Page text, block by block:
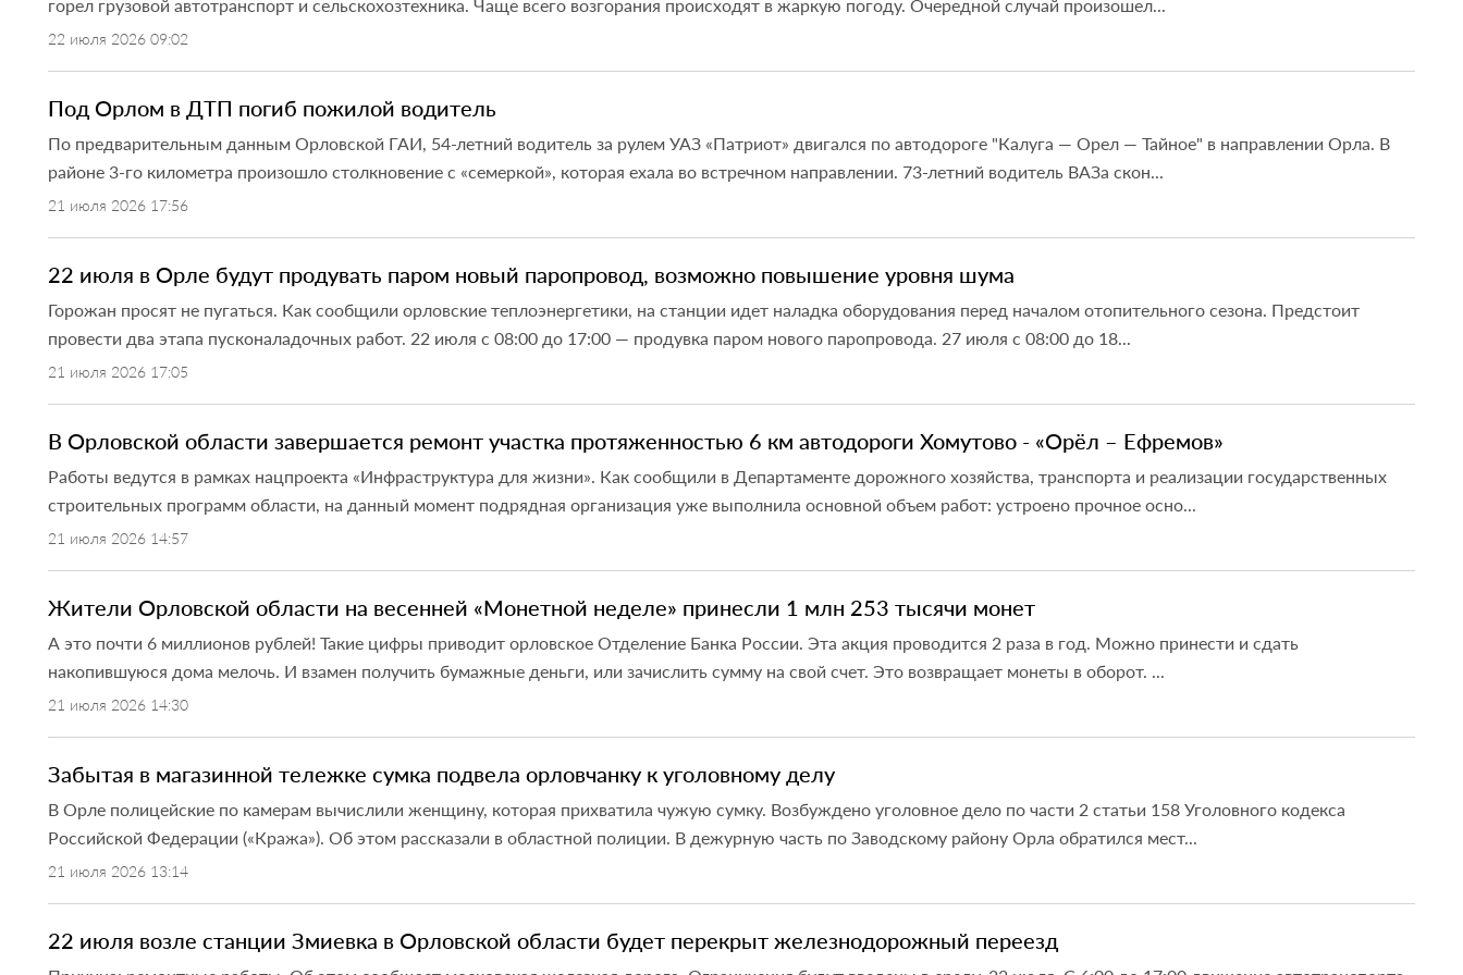
горел грузовой автотранспорт и сельскохозтехника. Чаще всего возгорания происходят в жаркую погоду. Очередной случай произошел...
22 июля 2026 09:02
Под Орлом в ДТП погиб пожилой водитель
По предварительным данным Орловской ГАИ, 54-летний водитель за рулем УАЗ «Патриот» двигался по автодороге "Калуга — Орел — Тайное" в направлении Орла. В
районе 3-го километра произошло столкновение с «семеркой», которая ехала во встречном направлении. 73-летний водитель ВАЗа скон...
21 июля 2026 17:56
22 июля в Орле будут продувать паром новый паропровод, возможно повышение уровня шума
Горожан просят не пугаться. Как сообщили орловские теплоэнергетики, на станции идет наладка оборудования перед началом отопительного сезона. Предстоит
провести два этапа пусконаладочных работ. 22 июля с 08:00 до 17:00 — продувка паром нового паропровода. 27 июля с 08:00 до 18...
21 июля 2026 17:05
В Орловской области завершается ремонт участка протяженностью 6 км автодороги Хомутово - «Орёл – Ефремов»
Работы ведутся в рамках нацпроекта «Инфраструктура для жизни». Как сообщили в Департаменте дорожного хозяйства, транспорта и реализации государственных
строительных программ области, на данный момент подрядная организация уже выполнила основной объем работ: устроено прочное осно...
21 июля 2026 14:57
Жители Орловской области на весенней «Монетной неделе» принесли 1 млн 253 тысячи монет
А это почти 6 миллионов рублей! Такие цифры приводит орловское Отделение Банка России. Эта акция проводится 2 раза в год. Можно принести и сдать
накопившуюся дома мелочь. И взамен получить бумажные деньги, или зачислить сумму на свой счет. Это возвращает монеты в оборот. ...
21 июля 2026 14:30
Забытая в магазинной тележке сумка подвела орловчанку к уголовному делу
В Орле полицейские по камерам вычислили женщину, которая прихватила чужую сумку. Возбуждено уголовное дело по части 2 статьи 158 Уголовного кодекса
Российской Федерации («Кража»). Об этом рассказали в областной полиции. В дежурную часть по Заводскому району Орла обратился мест...
21 июля 2026 13:14
22 июля возле станции Змиевка в Орловской области будет перекрыт железнодорожный переезд